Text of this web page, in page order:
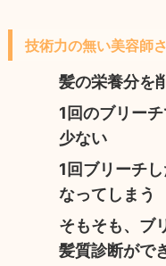
技術力の無い美容師
髪の栄養分を
1回のブリー
少ない
1回ブリーチ
なってしまう
そもそも、ブ
髪質診断がで